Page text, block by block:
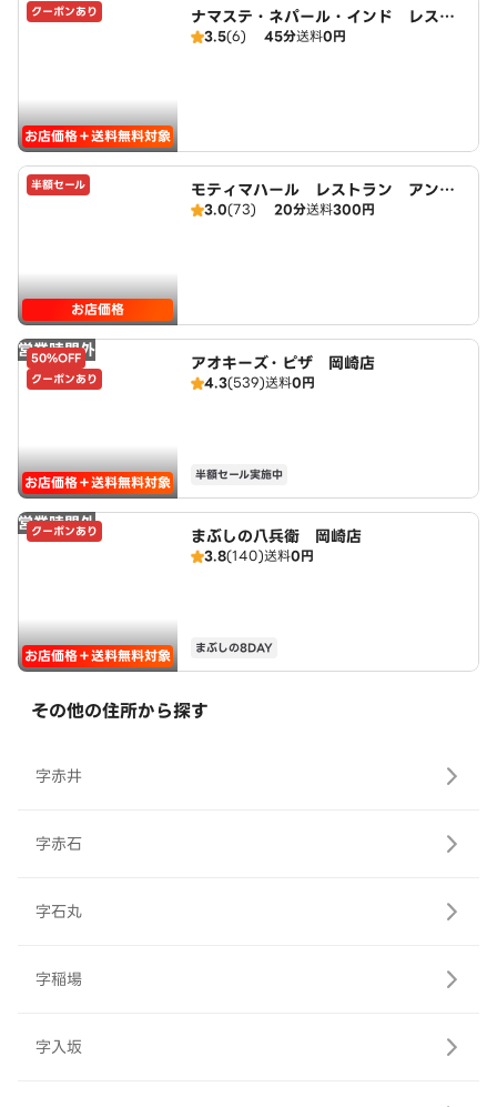
クーポンあり
お店価格＋送料無料対象
ナマステ・ネパール・インド レスト
ラン
3.5(6) 45分送料0円
半額セール
お店価格
モティマハール レストラン アンド
バー
3.0(73) 20分送料300円
営業時間外
50%OFF
クーポンあり
お店価格＋送料無料対象
アオキーズ・ピザ 岡崎店
4.3(539)送料0円
半額セール実施中
営業時間外
クーポンあり
お店価格＋送料無料対象
まぶしの八兵衛 岡崎店
3.8(140)送料0円
まぶしの8DAY
その他の住所から探す
字赤井
字赤石
字石丸
字稲場
字入坂